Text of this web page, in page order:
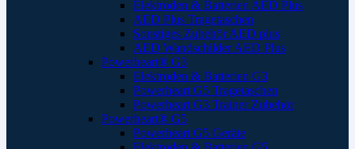
Elektroden & Batterien AED Plus
AED Plus Tragetaschen
Sonstiges Zubehör AED plus
AED Wandschilder AED Plus
Powerheart® G3
Elektroden & Batterien G3
Powerheart G5 Tragetaschen
Powerheart G3 Trainer Zubehör
Powerheart® G5
Powerheart G5 Geräte